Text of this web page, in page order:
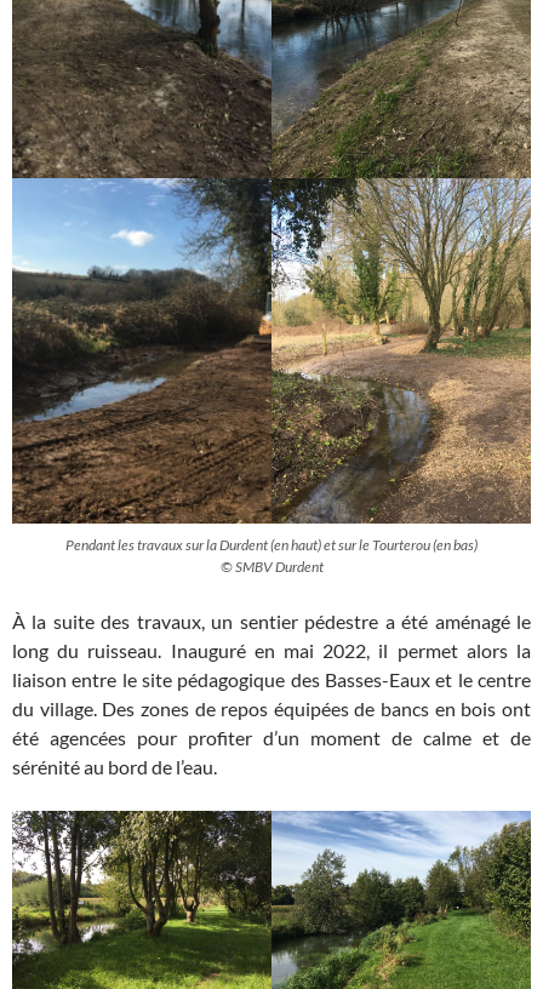
Pendant les travaux sur la Durdent (en haut) et sur le Tourterou (en bas)
© SMBV Durdent
À la suite des travaux, un sentier pédestre a été aménagé le
long du ruisseau. Inauguré en mai 2022, il permet alors la
liaison entre le site pédagogique des Basses-Eaux et le centre
du village. Des zones de repos équipées de bancs en bois ont
été agencées pour profiter d’un moment de calme et de
sérénité au bord de l’eau.